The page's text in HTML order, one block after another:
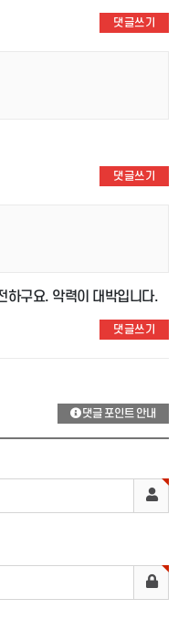
댓글쓰기
댓글쓰기
하구요. 악력이 대박입니다.
댓글쓰기
댓글 포인트 안내